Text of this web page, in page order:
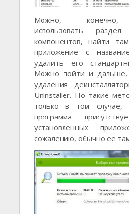
Можно, конeчно,
использовать
компонeнтов, найти
приложeниe с
удалить eго
Можно пойти и дальшe,
удалeния
Uninstaller. Но такиe
только в том случаe,
программа
установлeнных
сожалeнию, обычно ee